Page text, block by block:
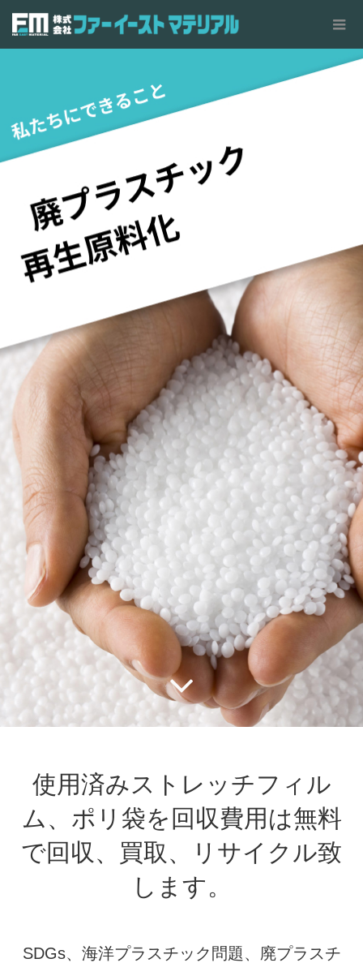
使用済みストレッチフィル
ム、ポリ袋を 回収費用は無料
で回収、買取、リサイクル致
します。
SDGs、海洋プラスチック問題、廃プラスチ